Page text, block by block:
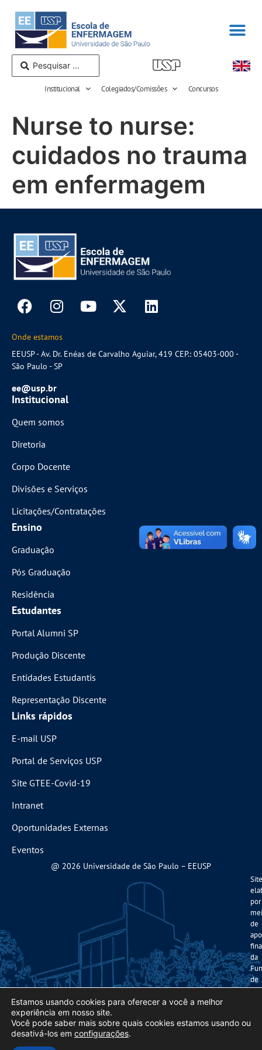
Institucional Colegiados/Comissões Concursos
Nurse to nurse:
cuidados no trauma
em enfermagem
Onde estamos
EEUSP - Av. Dr. Enéas de Carvalho Aguiar, 419 CEP.: 05403-000 -
São Paulo - SP
ee@usp.br
Institucional
Quem somos
Diretoria
Corpo Docente
Divisões e Serviços
Licitações/Contratações
Ensino
Graduação
Pós Graduação
Residência
Estudantes
Portal Alumni SP
Produção Discente
Entidades Estudantis
Representação Discente
Links rápidos
E-mail USP
Portal de Serviços USP
Site GTEE-Covid-19
Intranet
Oportunidades Externas
Eventos
@ 2026 Universidade de São Paulo – EEUSP
Site
por
de
da
de
Estamos usando cookies para oferecer a você a melhor
experiência em nosso site.
Você pode saber mais sobre quais cookies estamos usando ou
desativá-los em configurações.